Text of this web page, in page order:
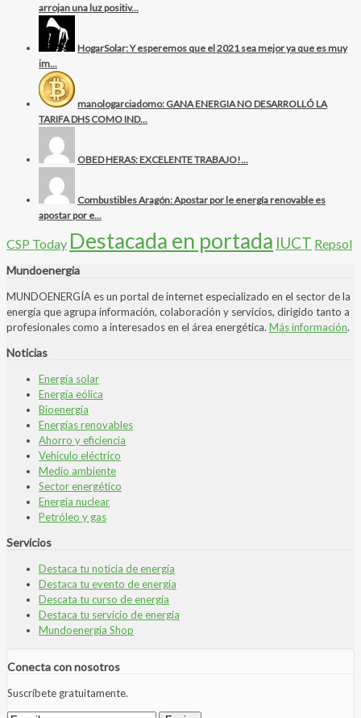
arrojan una luz positiv...
HogarSolar: Y esperemos que el 2021 sea mejor ya que es muy
im...
manologarciadomo: GANA ENERGIA NO DESARROLLÓ LA
TARIFA DHS COMO IND...
OBED HERAS: EXCELENTE TRABAJO!...
Combustibles Aragón: Apostar por le energía renovable es
apostar por e...
CSP Today Destacada en portada IUCT Repsol
Mundoenergia
MUNDOENERGÍA es un portal de internet especializado en el sector de la
energía que agrupa información, colaboración y servicios, dirigido tanto a
profesionales como a interesados en el área energética. Más información.
Noticias
Energía solar
Energía eólica
Bioenergía
Energías renovables
Ahorro y eficiencia
Vehículo eléctrico
Medio ambiente
Sector energético
Energía nuclear
Petróleo y gas
Servicios
Destaca tu noticia de energía
Destaca tu evento de energía
Descata tu curso de energía
Destaca tu servicio de energía
Mundoenergia Shop
Conecta con nosotros
Suscríbete gratuitamente.